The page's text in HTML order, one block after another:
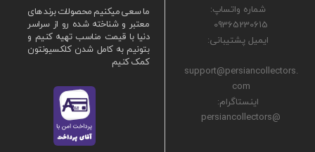
ما سعی میکنیم محصولات برند های
معتبر و شناخته شده رو از سراسر
دنیا با قیمت مناسب تهیه کنیم و
بتونیم به کامل شدن کلکسیونتون
کمک کنیم
شماره واتساپ:
09365230615
ایمیل پشتیبانی:
support@persiancollectors.
com
اینستاگرام:
@persiancollectors